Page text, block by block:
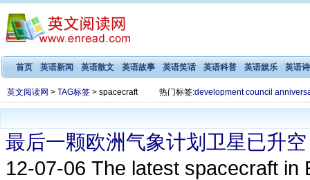
首页 英语新闻 英语散文 英语故事 英语笑话 英语科普 英语娱乐 英语
英文阅读网 > TAG标签 > spacecraft 热门标签:development council
最后一颗欧洲气象计划卫星已升空
12-07-06 The latest spacecraft in